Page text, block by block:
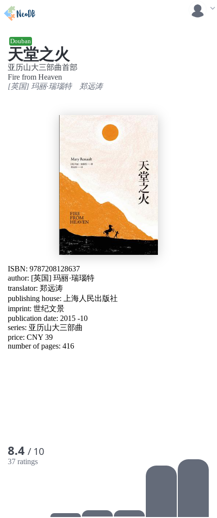
天堂之火
Douban
ISBN: 9787208128637
author: [英国] 玛丽·瑞瑙特
translator: 郑远涛
publishing house:
上海人民出版社
imprint: 世纪文景
publication date: 2015 -10
series: 亚历山大三部曲
price: CNY 39
number of pages: 416
8.4 / 10
37 ratings
亚历山大三部曲首部
Fire from Heaven
[英国] 玛丽·瑞瑙特
郑远涛